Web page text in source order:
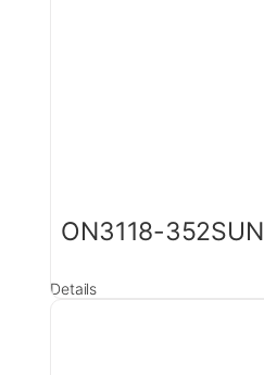
ON3118-352SUN
Details